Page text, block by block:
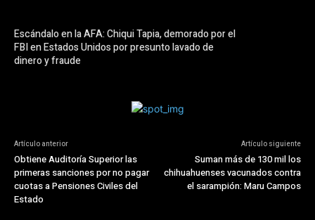
Escándalo en la AFA: Chiqui Tapia, demorado por el
FBI en Estados Unidos por presunto lavado de
dinero y fraude
Artículo anterior
Obtiene Auditoría Superior las
primeras sanciones por no pagar
cuotas a Pensiones Civiles del
Estado
Artículo siguiente
Suman más de 130 mil los
chihuahuenses vacunados contra
el sarampión: Maru Campos